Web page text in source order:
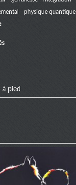
physique quantique
à pied